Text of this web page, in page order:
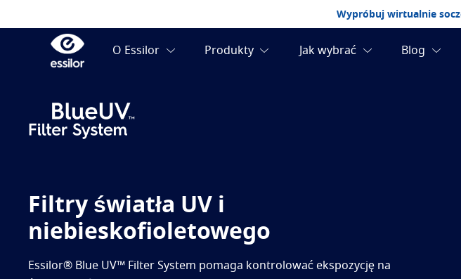
Wypróbuj wirtualnie
Filtry światła UV i
niebieskofioletowego
Essilor® Blue UV™ Filter System pomaga kontrolować ekspozycję na